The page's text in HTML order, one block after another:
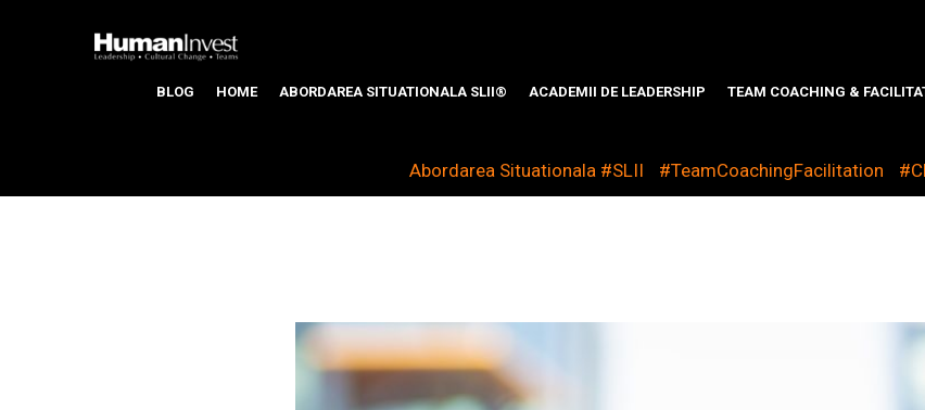
BLOG HOME ABORDAREA SITUATIONALA SLII® ACADEMII DE LEADERSHIP TEAM COACHING &
Abordarea Situationala #SLII #TeamCoachingFacilitation